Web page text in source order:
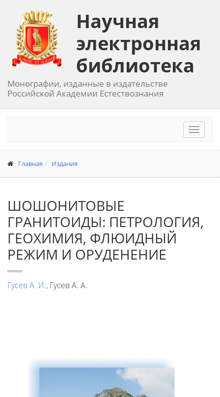
Научная
электронная
библиотека
Монографии, изданные в издательстве
Российской Академии Естествознания
Toggle
Главная Издания
ШОШОНИТОВЫЕ
ГРАНИТОИДЫ: ПЕТРОЛОГИЯ,
ГЕОХИМИЯ, ФЛЮИДНЫЙ
РЕЖИМ И ОРУДЕНЕНИЕ
Гусев А. И., Гусев А. А.